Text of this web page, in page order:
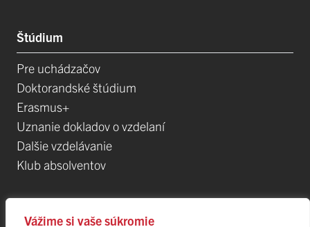
Vážime si vaše súkromie
Štúdium
Pre uchádzačov
Doktorandské štúdium
Erasmus+
Uznanie dokladov o vzdelaní
Dalšie vzdelávanie
Klub absolventov
Veda